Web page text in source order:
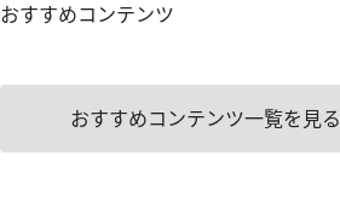
おすすめコンテンツ
おすすめコンテンツ一覧を見る